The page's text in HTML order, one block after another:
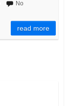
No
read more